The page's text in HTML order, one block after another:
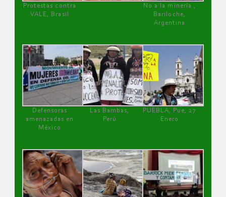
Protestas contra
VALE, Brasil
No a la minería ,
Bariloche,
Argentina
Defensoras
amenazadas en
México
Las Bambas,
Perú
PUEBLA, Pue, 27
Enero